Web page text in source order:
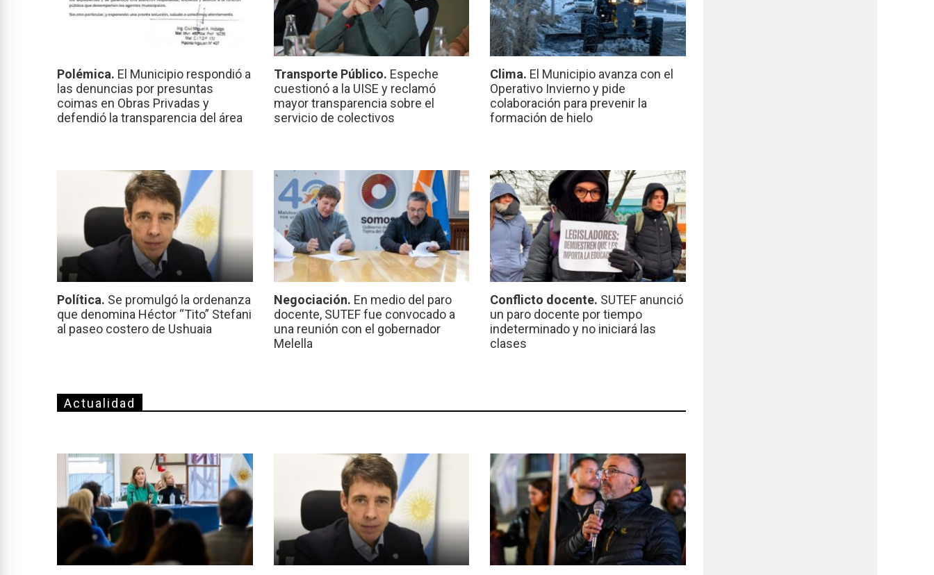
Polémica. El Municipio respondió a
las denuncias por presuntas
coimas en Obras Privadas y
defendió la transparencia del área
Transporte Público. Espeche
cuestionó a la UISE y reclamó
mayor transparencia sobre el
servicio de colectivos
Clima. El Municipio avanza con el
Operativo Invierno y pide
colaboración para prevenir la
formación de hielo
Política. Se promulgó la ordenanza
que denomina Héctor “Tito” Stefani
al paseo costero de Ushuaia
Negociación. En medio del paro
docente, SUTEF fue convocado a
una reunión con el gobernador
Melella
Conflicto docente. SUTEF anunció
un paro docente por tiempo
indeterminado y no iniciará las
clases
Actualidad